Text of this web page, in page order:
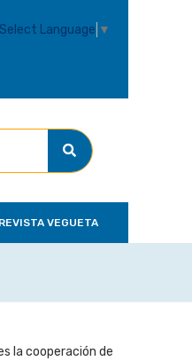
Select Language ▼
REVISTA VEGUETA
la cooperación de